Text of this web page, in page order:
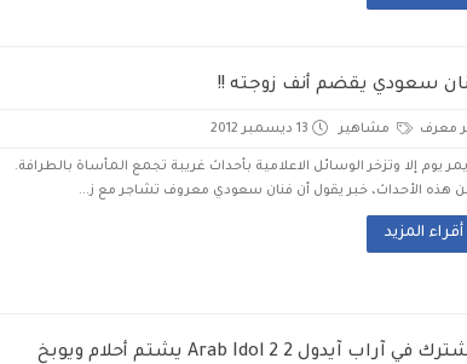
سعودي يقضم أنف زوجته !!
معرف مشاهير 13 ديسمبر 2012
يمر يوم إلا وتزخر الوسائل الاعلامية بأحداث غريبة تجمع المأساة بالطرافة.
هذه الأحداث، خبر يقول أن فنان سعودي معروف تشاجر مع ز...
أقراء المزيد
مشترك في آراب آيدول 2 Arab Idol 2 يشتم أحلام ويوبخ